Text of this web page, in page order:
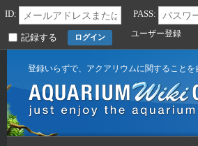
ID: PASS:
記録する ユーザー登録
登録いらずで、アクアリウムに関することを